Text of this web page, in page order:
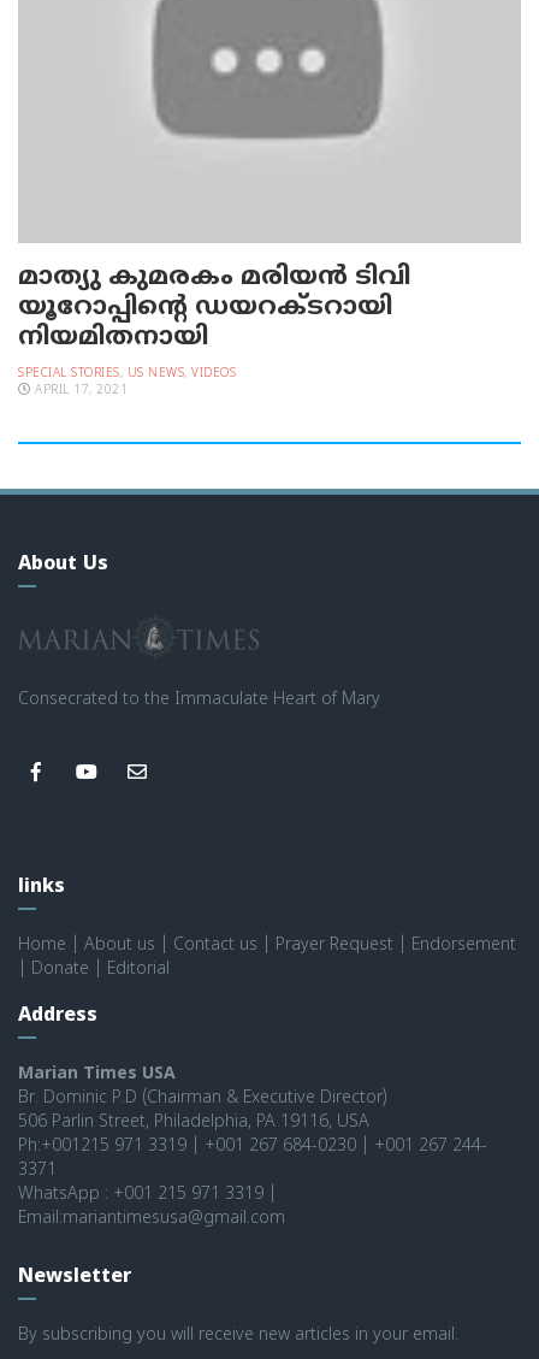
മാത്യു കുമരകം മരിയന്‍ ടിവി
യൂറോപ്പിന്റെ ഡയറക്ടറായി
നിയമിതനായി
SPECIAL STORIES, US NEWS, VIDEOS
APRIL 17, 2021
About Us
Consecrated to the Immaculate Heart of Mary
links
Home About us Contact us Prayer Request
Endorsement
Donate Editorial
Address
Marian Times USA
Br. Dominic P.D (Chairman & Executive Director)
506 Parlin Street, Philadelphia, PA 19116, USA
Ph:+001215 971 3319 | +001 267 684-0230 | +001 267 244-
3371
WhatsApp : +001 215 971 3319 |
Email:mariantimesusa@gmail.com
Newsletter
By subscribing you will receive new articles in your email.